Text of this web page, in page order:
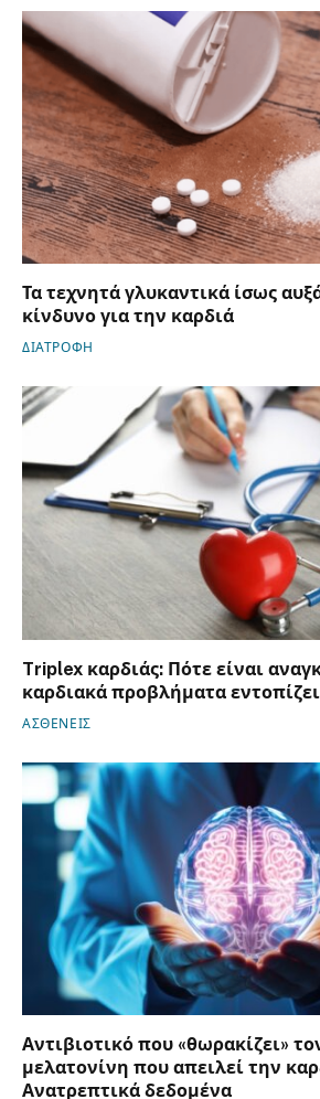
Τα τεχνητά γλυκαντικά ίσως
κίνδυνο για την καρδιά
ΔΙΑΤΡΟΦΗ
Triplex καρδιάς: Πότε είναι
καρδιακά προβλήματα εντοπίζει
ΑΣΘΕΝΕΙΣ
Αντιβιοτικό που «θωρακίζει»
μελατονίνη που απειλεί την
Ανατρεπτικά δεδομένα